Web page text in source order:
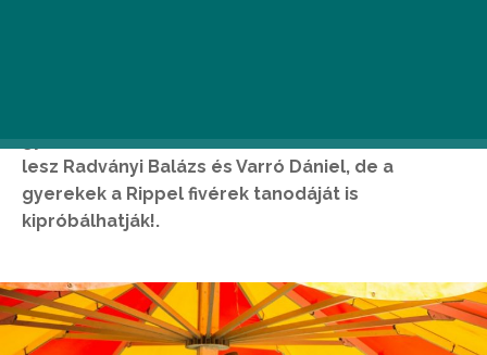
gyerekzenekarával és Kovácsovics Fruzsina, itt
lesz Radványi Balázs és Varró Dániel, de a
gyerekek a Rippel fivérek tanodáját is
kipróbálhatják!.